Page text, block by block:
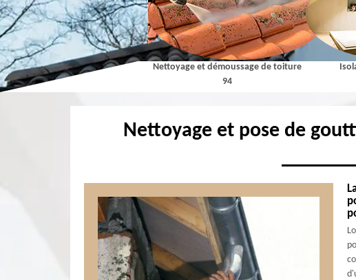
Couvreur 94
Nettoyage et démoussage de toiture
Isolation
Nettoyage et pose de